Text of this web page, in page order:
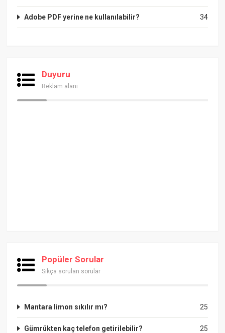
34
Adobe PDF yerine ne kullanılabilir?
Duyuru
Reklam alanı
Popüler Sorular
Sıkça sorulan sorular
25
Mantara limon sıkılır mı?
25
Gümrükten kaç telefon getirilebilir?